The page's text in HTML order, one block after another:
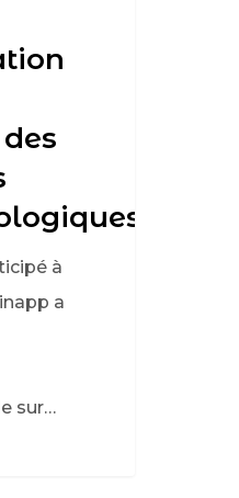
à
a
sur…